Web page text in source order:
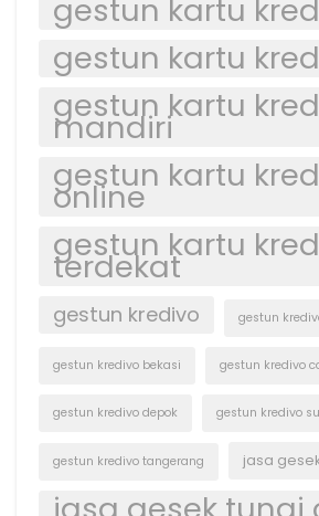
gestun kartu
gestun kartu
gestun kartu
mandiri
gestun kartu
online
gestun kartu
terdekat
gestun kredivo gestun
gestun kredivo bekasi gestun kredivo
gestun kredivo depok gestun kredivo
gestun kredivo tangerang jasa